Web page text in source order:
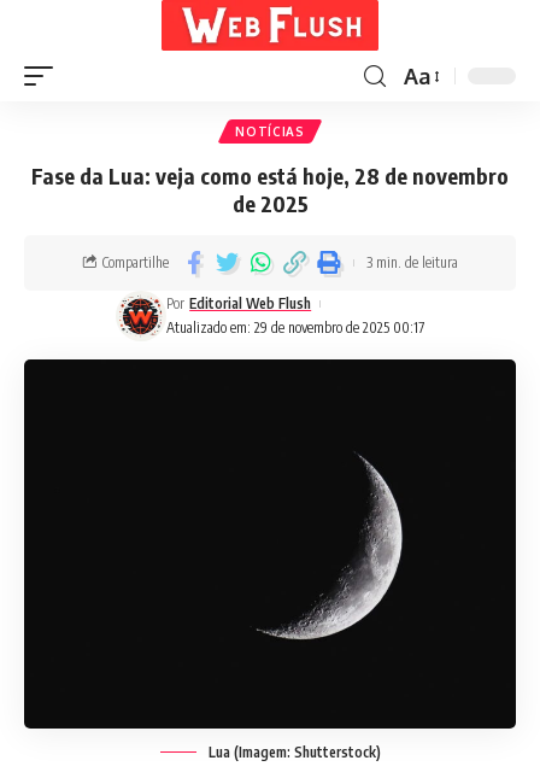
Aa
NOTÍCIAS
Fase da Lua: veja como está hoje, 28 de novembro
de 2025
Atualizado em: 29 de novembro de 2025 00:17
Por Editorial Web Flush
Compartilhe 3 min. de leitura
Lua (Imagem: Shutterstock)